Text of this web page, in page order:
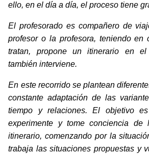
ello, en el día a día, el proceso tiene
El profesorado es compañero de
profesor o la profesora, teniendo en
tratan, propone un itinerario en
también interviene.
En este recorrido se plantean
constante adaptación de las
tiempo y relaciones. El objetivo
experimente y tome conciencia de
itinerario, comenzando por la
trabaja las situaciones propuestas y